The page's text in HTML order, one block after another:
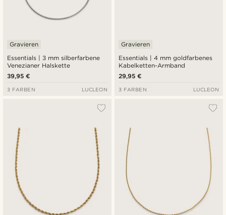
Essentials | 3 mm silberfarbene
Venezianer Halskette
Gravieren
39,95 €
3 FARBEN LUCLEON
Essentials | 4 mm goldfarbenes
Kabelketten-Armband
Gravieren
29,95 €
3 FARBEN LUCLEON